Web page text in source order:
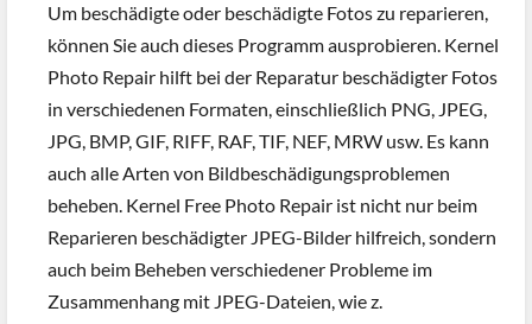
Um beschädigte oder beschädigte Fotos zu reparieren,
können Sie auch dieses Programm ausprobieren. Kernel
Photo Repair hilft bei der Reparatur beschädigter Fotos
in verschiedenen Formaten, einschließlich PNG, JPEG,
JPG, BMP, GIF, RIFF, RAF, TIF, NEF, MRW usw. Es kann
auch alle Arten von Bildbeschädigungsproblemen
beheben. Kernel Free Photo Repair ist nicht nur beim
Reparieren beschädigter JPEG-Bilder hilfreich, sondern
auch beim Beheben verschiedener Probleme im
Zusammenhang mit JPEG-Dateien, wie z.